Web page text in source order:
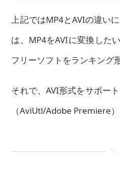
上記ではMP4とAVIの違い
は、MP4をAVIに変換した
フリーソフトをランキング
それで、AVI形式をサポー
（AviUtl/Adobe Premiere